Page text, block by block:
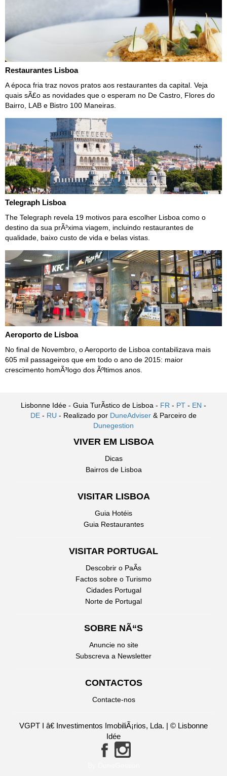
Restaurantes Lisboa
A época fria traz novos pratos aos restaurantes da capital. Veja
quais sÃ£o as novidades que o esperam no De Castro, Flores do
Bairro, LAB e Bistro 100 Maneiras.
Telegraph Lisboa
The Telegraph revela 19 motivos para escolher Lisboa como o
destino da sua prÃ³xima viagem, incluindo restaurantes de
qualidade, baixo custo de vida e belas vistas.
Aeroporto de Lisboa
No final de Novembro, o Aeroporto de Lisboa contabilizava mais
605 mil passageiros que em todo o ano de 2015: maior
crescimento homÃ³logo dos Ãºltimos anos.
Lisbonne Idée - Guia TurÃ­stico de Lisboa - FR - PT - EN -
DE - RU - Realizado por DuneAdviser & Parceiro de
Dunegestion
VIVER EM LISBOA
Dicas
Bairros de Lisboa
VISITAR LISBOA
Guia Hotéis
Guia Restaurantes
VISITAR PORTUGAL
Descobrir o PaÃ­s
Factos sobre o Turismo
Cidades Portugal
Norte de Portugal
SOBRE NÃ“S
Anuncie no site
Subscreva a Newsletter
CONTACTOS
Contacte-nos
VGPT I â€ Investimentos ImobiliÃ¡rios, Lda. | © Lisbonne
Idée